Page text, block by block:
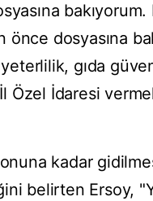
dosyasına
yeterlilik, gıda
Özel İdaresi
kadar
belirten Ersoy,